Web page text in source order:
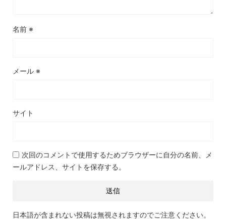
名前 ※
メール ※
サイト
次回のコメントで使用するためブラウザーに自分の名前、メ
ールアドレス、サイトを保存する。
日本語が含まれない投稿は無視されますのでご注意ください。